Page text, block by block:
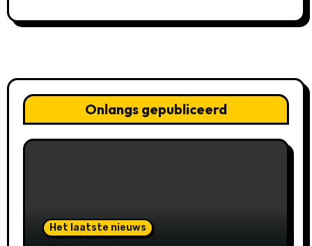
Onlangs gepubliceerd
Het laatste nieuws